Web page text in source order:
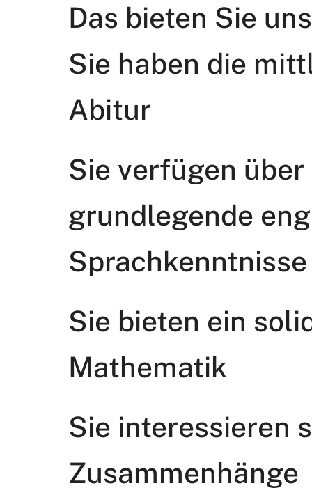
Das bieten Sie
Sie haben die
Abitur
Sie verfügen
grundlegende
Sprachkenntnisse
Sie bieten ein
Mathematik
Sie interessieren
Zusammenhänge